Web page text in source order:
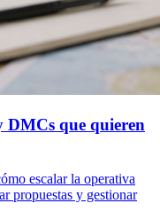
DMCs que quieren
escalar la operativa
propuestas y gestionar